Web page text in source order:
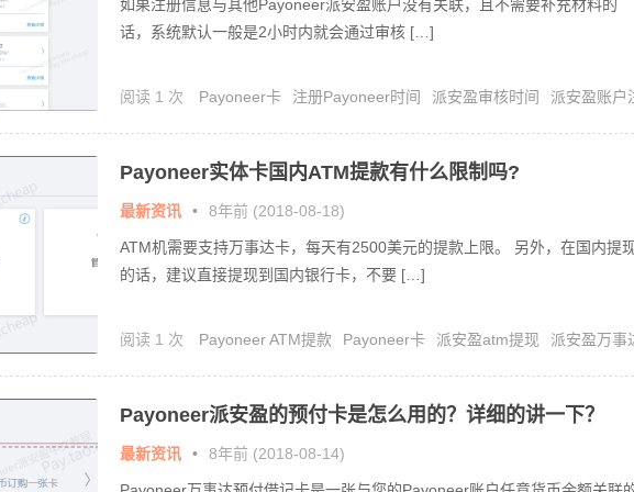
如果注册信息与其他Payoneer派安盈账户没有关联，且不需要补充材料的
话，系统默认一般是2小时内就会通过审核 […]
阅读 1 次 Payoneer卡 注册Payoneer时间 派安盈审核时间
派安盈账户
Payoneer实体卡国内ATM提款有什么限制吗?
最新资讯 • 8年前 (2018-08-18)
ATM机需要支持万事达卡，每天有2500美元的提款上限。 另外，在国内提
的话，建议直接提现到国内银行卡，不要 […]
阅读 1 次 Payoneer ATM提款 Payoneer卡 派安盈atm提现
派安盈万事
Payoneer派安盈的预付卡是怎么用的？详细的讲一下？
最新资讯 • 8年前 (2018-08-14)